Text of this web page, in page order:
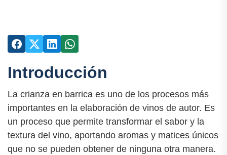
Introducción
La crianza en barrica es uno de los procesos más
importantes en la elaboración de vinos de autor. Es
un proceso que permite transformar el sabor y la
textura del vino, aportando aromas y matices únicos
que no se pueden obtener de ninguna otra manera.